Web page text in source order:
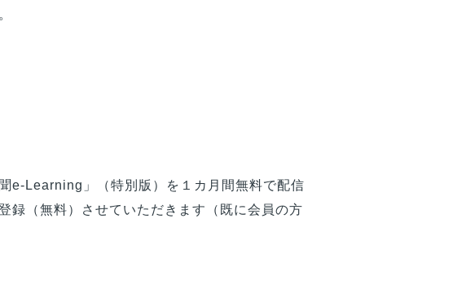
e-Learning」（特別版）を１カ月間無料で配信
録（無料）させていただきます（既に会員の方